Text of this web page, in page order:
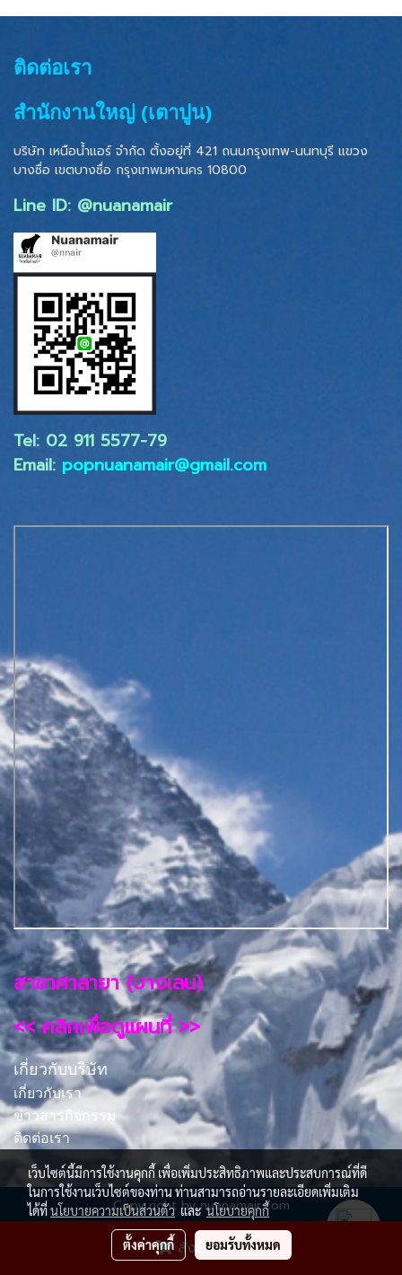
สั่งซื้อสินค้า
ติดต่อเรา
สำนักงานใหญ่ (เตาปูน)
บริษัท เหนือน้ำแอร์ จำกัด ตั้งอยู่ที่ 421 ถนนกรุงเทพ-นนทบุรี แขวง
บางซื่อ เขตบางซื่อ กรุงเทพมหานคร 10800
Line ID: @nuanamair
Tel: 02 ​911 5577-79
Email: popnuanamair@gmail.com
สาขาศาลายา (บางเลน)
<< คลิกเพื่อดูแผนที่ >>
เกี่ยวกับบริษัท
เกี่ยวกับเรา
ข่าวสารกิจกรรม
ติดต่อเรา
Copy right by nuanamair.com
ผู้เข้าชมวันนี้ 743
เว็บไซต์นี้มีการใช้งานคุกกี้ เพื่อเพิ่มประสิทธิภาพและประสบการณ์ที่ดี
ในการใช้งานเว็บไซต์ของท่าน ท่านสามารถอ่านรายละเอียดเพิ่มเติม
ได้ที่นโยบายความเป็นส่วนตัวและนโยบายคุกกี้
ตั้งค่าคุกกี้ ยอมรับทั้งหมด